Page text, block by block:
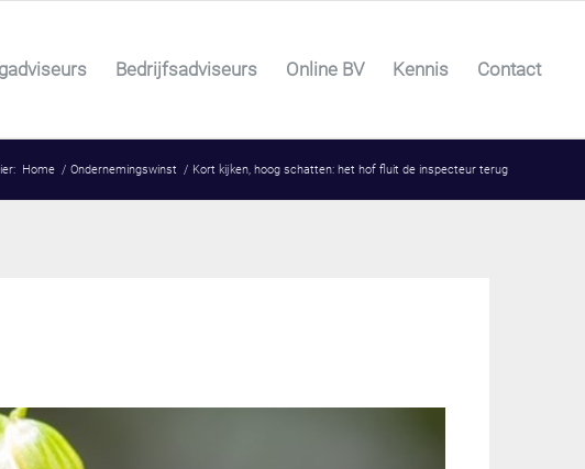
Bedrijfsadviseurs Online BV Kennis Contact
Home / Ondernemingswinst / Kort kijken, hoog schatten: het hof fluit de inspecteur terug